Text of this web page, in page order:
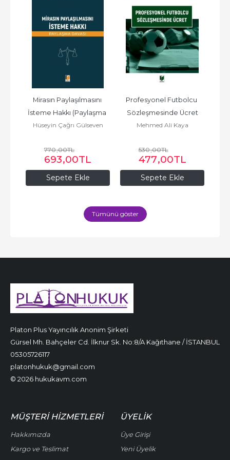
Sepete Ekle
Mirasın Paylaşılmasını
İsteme Hakkı (Paylaşma
Davası)
Hüseyin Çağrı Gülseven
770,00TL
693,00TL
Sepete Ekle
Profesyonel Futbolcu
Sözleşmesinde Ücret
Mehmed Ali Kaya
530,00TL
477,00TL
Tümünü göster
Platon Plus Yayıncılık Anonim Şirketi
Gürsel Mh. Bahçeler Cd. İlknur Sk. No:8/A Kağıthane / İSTANBUL
05305726117
platonhukuk@gmail.com
© 2026 hukukavm.com
MÜŞTERI HIZMETLERI
Hakkımızda
Kargo ve Teslimat
ÜYELIK
Üye Girişi
Yeni Üyelik